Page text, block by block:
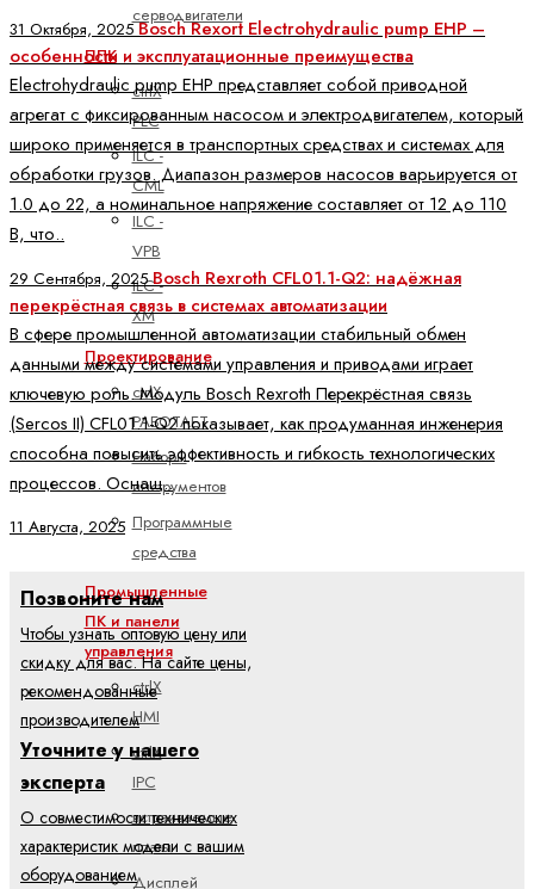
серводвигатели
ПЛК
ctrlX
PLC
ILC -
CML
ILC -
VPB
ILC -
XM
Проектирование
ctrlX
РАБОТАЕТ
Наборы
инструментов
Программные
средства
Промышленные
ПК и панели
управления
ctrlX
HMI
ctrlX
IPC
встраиваемые
платы
Дисплей
31 Октября, 2025Bosch Rexort Electrohydraulic pump EHP –
особенности и эксплуатационные преимущества
Electrohydraulic pump EHP представляет собой приводной
агрегат с фиксированным насосом и электродвигателем, который
широко применяется в транспортных средствах и системах для
обработки грузов. Диапазон размеров насосов варьируется от
1.0 до 22, а номинальное напряжение составляет от 12 до 110
В, что..
29 Сентября, 2025Bosch Rexroth CFL01.1-Q2: надёжная
перекрёстная связь в системах автоматизации
В сфере промышленной автоматизации стабильный обмен
данными между системами управления и приводами играет
ключевую роль. Модуль Bosch Rexroth Перекрёстная связь
(Sercos II) CFL01.1-Q2 показывает, как продуманная инженерия
способна повысить эффективность и гибкость технологических
процессов. Оснащ..
11 Августа, 2025
Позвоните нам
Чтобы узнать оптовую цену или
скидку для вас. На сайте цены,
рекомендованные
производителем
Уточните у нашего
эксперта
О совместимости технических
характеристик модели с вашим
оборудованием